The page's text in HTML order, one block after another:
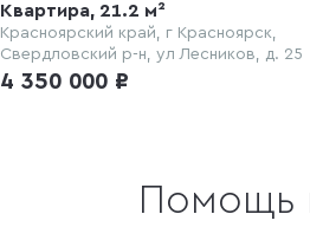
Квартира, 21.2 м²
Красноярский край, г Красноярск,
Свердловский р-н, ул Лесников, д. 25
4 350 000 ₽
Помощь